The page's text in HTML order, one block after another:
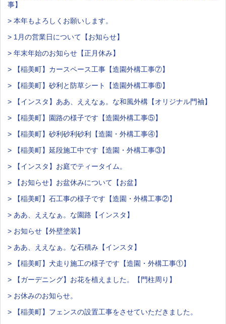
事】
> 本年もよろしくお願いします。
> 1月の営業日について【お知らせ】
> 年末年始のお知らせ【正月休み】
> 【稲美町】カースペース工事【造園外構工事⑦】
> 【稲美町】砂利と防草シート【造園外構工事⑥】
> 【インスタ】ああ、ええなぁ。な和風外構【オリジナル門袖】
> 【稲美町】園路の様子です【造園外構工事⑤】
> 【稲美町】砂利砂利砂利【造園・外構工事④】
> 【稲美町】延段施工中です【造園・外構工事③】
> 【インスタ】お庭でティータイム。
> 【お知らせ】お盆休みについて【お盆】
> 【稲美町】石工事の様子です【造園・外構工事②】
> ああ、ええなぁ。な園路【インスタ】
> お知らせ【外壁塗装】
> ああ、ええなぁ。な石積み【インスタ】
> 【稲美町】犬走り施工の様子です【造園・外構工事①】
> 【ガーデニング】お花を植えました。【門柱周り】
> お休みのお知らせ。
> 【稲美町】フェンスの設置工事をさせていただきました。